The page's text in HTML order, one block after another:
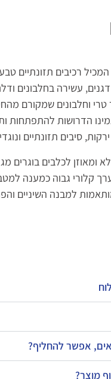
המכיל רכיבים תזונתיים
עשירה בחלבונים
כ- 50% בשר טרי וחלבונים
הדרושות להתפתחות
סיבים תזונתיים
קלורי גבוה כמענה
אפשר להחליף?
מוצר?